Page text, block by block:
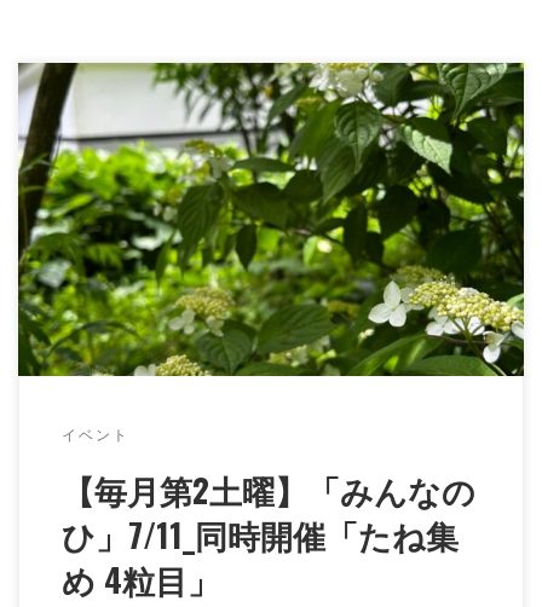
毎月第2土曜は「カジヤノみんなのひ」。 「人と情報の
交差点」をコンセプトに、くらしとしごと、人と人とを
つなぐオフィスカジヤノが開催する、食や […]
イベント
【毎月第2土曜】「みんなの
ひ」7/11_同時開催「たね集
め 4粒目」